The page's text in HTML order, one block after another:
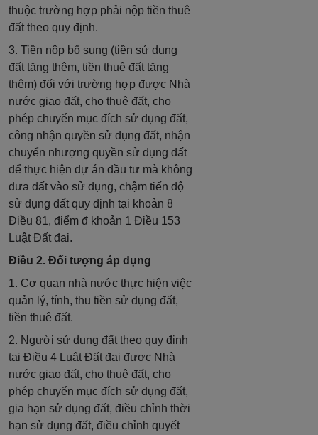
thuộc trường hợp phải nộp tiền thuê
đất theo quy định.
3. Tiền nộp bổ sung (tiền sử dụng
đất tăng thêm, tiền thuê đất tăng
thêm) đối với trường hợp được Nhà
nước giao đất, cho thuê đất, cho
phép chuyển mục đích sử dụng đất,
công nhận quyền sử dụng đất, nhận
chuyển nhượng quyền sử dụng đất
để thực hiện dự án đầu tư mà không
đưa đất vào sử dụng, chậm tiến độ
sử dụng đất quy định tại khoản 8
Điều 81, điểm đ khoản 1 Điều 153
Luật Đất đai.
Điều 2. Đối tượng áp dụng
1. Cơ quan nhà nước thực hiện việc
quản lý, tính, thu tiền sử dụng đất,
tiền thuê đất.
2. Người sử dụng đất theo quy định
tại Điều 4 Luật Đất đai được Nhà
nước giao đất, cho thuê đất, cho
phép chuyển mục đích sử dụng đất,
gia hạn sử dụng đất, điều chỉnh thời
hạn sử dụng đất, điều chỉnh quyết